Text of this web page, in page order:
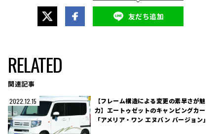
友だち追加
RELATED
関連記事
2022.12.15
【フレーム構造による変更の素早さが魅
力】エートゥゼットのキャンピングカー
「アメリア・ワン エヌバン バージョン」